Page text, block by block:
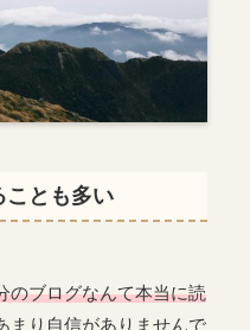
ことも多い
のブログなんて本当に読
まり自信がありませんで